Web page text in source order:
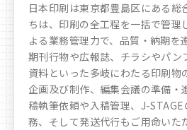
日本印刷は東京都豊島区にある総
ちは、印刷の全工程を一括で管理
よる業務管理力で、品質・納期を
期刊行物や広報誌、チラシやパン
資料といった多岐にわたる印刷物
企画及び制作、編集会議の準備・
稿執筆依頼や入稿管理、J-
務、そして発送代行もご用命いた